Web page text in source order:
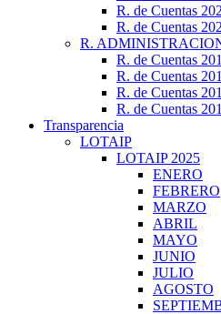
R. de Cuentas
R. de Cuentas
R.
R. de Cuentas
R. de Cuentas
R. de Cuentas
R. de Cuentas
Transparencia
LOTAIP
LOTAIP 2025
ENERO
FEBRERO
MARZO
ABRIL
MAYO
JUNIO
JULIO
AGOSTO